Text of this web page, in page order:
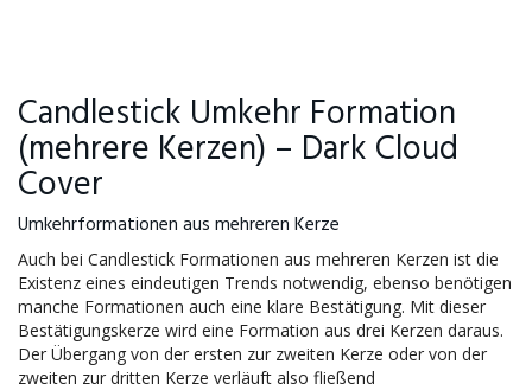
Candlestick Umkehr Formation
(mehrere Kerzen) – Dark Cloud
Cover
Umkehrformationen aus mehreren Kerze
Auch bei Candlestick Formationen aus mehreren Kerzen ist die
Existenz eines eindeutigen Trends notwendig, ebenso benötigen
manche Formationen auch eine klare Bestätigung. Mit dieser
Bestätigungskerze wird eine Formation aus drei Kerzen daraus.
Der Übergang von der ersten zur zweiten Kerze oder von der
zweiten zur dritten Kerze verläuft also fließend